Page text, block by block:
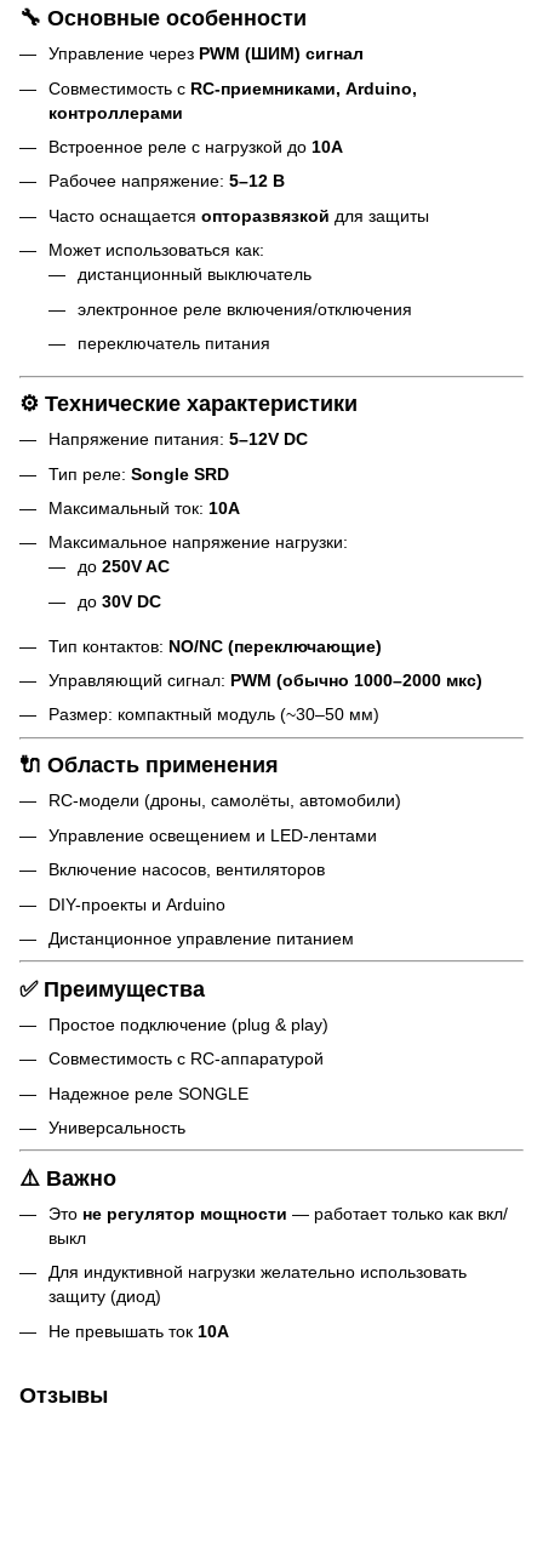
🔧 Основные особенности
Управление через PWM (ШИМ) сигнал
Совместимость с RC-приемниками, Arduino,
контроллерами
Встроенное реле с нагрузкой до 10А
Рабочее напряжение: 5–12 В
Часто оснащается опторазвязкой для защиты
Может использоваться как:
дистанционный выключатель
электронное реле включения/отключения
переключатель питания
⚙️ Технические характеристики
Напряжение питания: 5–12V DC
Тип реле: Songle SRD
Максимальный ток: 10А
Максимальное напряжение нагрузки:
до 250V AC
до 30V DC
Тип контактов: NO/NC (переключающие)
Управляющий сигнал: PWM (обычно 1000–2000 мкс)
Размер: компактный модуль (~30–50 мм)
🔌 Область применения
RC-модели (дроны, самолёты, автомобили)
Управление освещением и LED-лентами
Включение насосов, вентиляторов
DIY-проекты и Arduino
Дистанционное управление питанием
✅ Преимущества
Простое подключение (plug & play)
Совместимость с RC-аппаратурой
Надежное реле SONGLE
Универсальность
⚠️ Важно
Это не регулятор мощности — работает только как вкл/
выкл
Для индуктивной нагрузки желательно использовать
защиту (диод)
Не превышать ток 10А
Отзывы